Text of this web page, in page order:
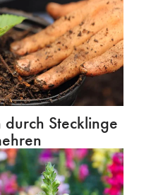
Stecklinge